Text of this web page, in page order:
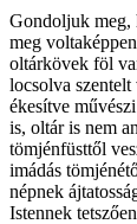
Gondoljuk meg,
meg
oltárkövek föl
locsolva
ékesítve
is, oltár is nem
tömjénfüsttől
imádás
népnek
Istennek